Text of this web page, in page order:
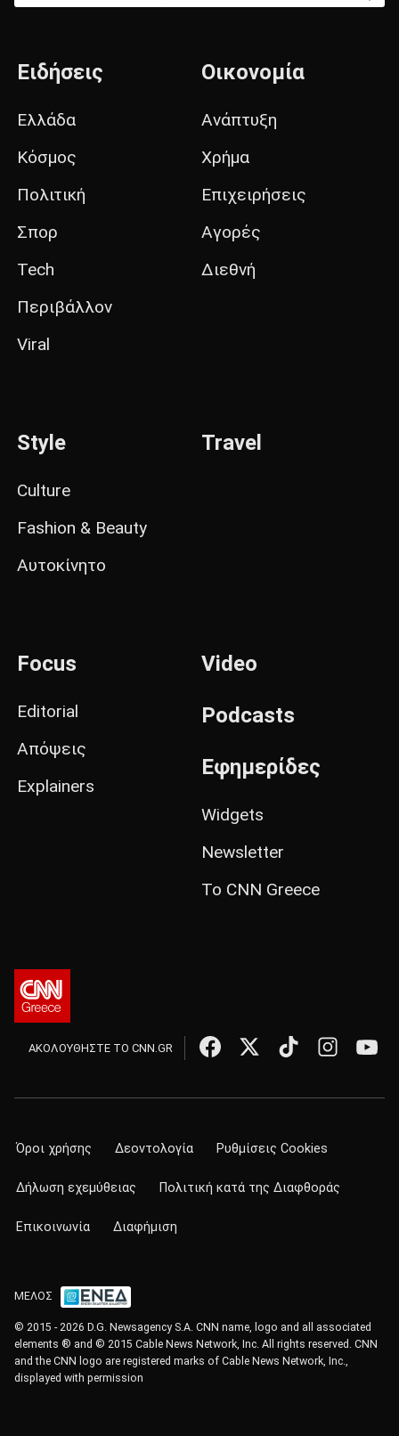
Ειδήσεις
Ελλάδα
Κόσμος
Πολιτική
Σπορ
Tech
Περιβάλλον
Viral
Οικονομία
Ανάπτυξη
Χρήμα
Επιχειρήσεις
Αγορές
Διεθνή
Style
Culture
Fashion & Beauty
Αυτοκίνητο
Travel
Focus
Editorial
Απόψεις
Explainers
Video
Podcasts
Εφημερίδες
Widgets
Newsletter
Το CNN Greece
ΑΚΟΛΟΥΘΗΣΤΕ ΤΟ CNN.GR
Όροι χρήσης Δεοντολογία Ρυθμίσεις Cookies
Δήλωση εχεμύθειας Πολιτική κατά της Διαφθοράς
Επικοινωνία Διαφήμιση
ΜΕΛΟΣ
© 2015 - 2026 D.G. Newsagency S.A. CNN name, logo and all associated
elements ® and © 2015 Cable News Network, Inc. All rights reserved. CNN
and the CNN logo are registered marks of Cable News Network, Inc.,
displayed with permission